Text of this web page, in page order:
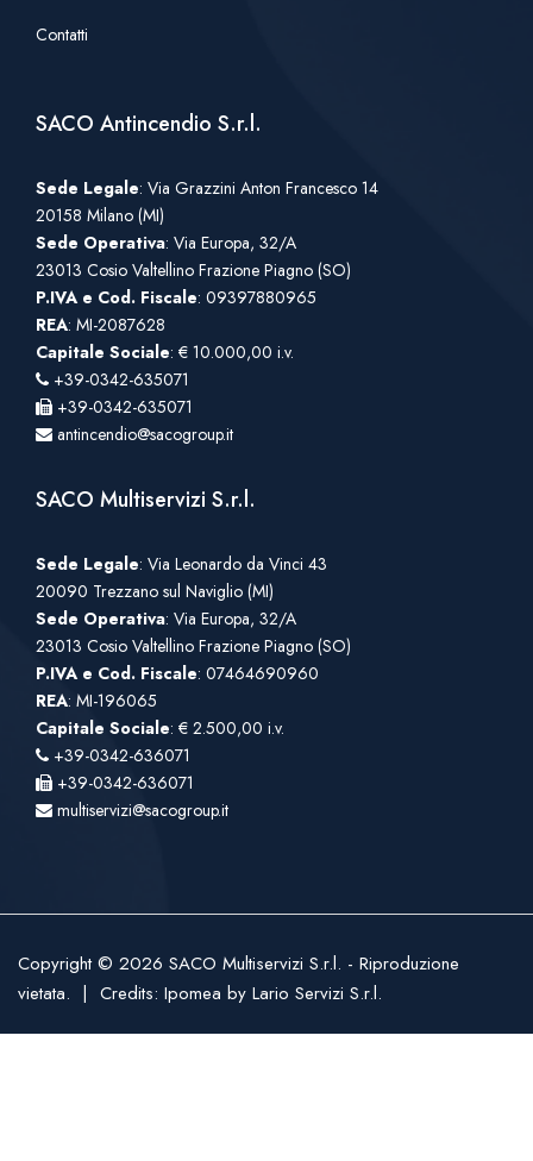
Contatti
SACO Antincendio S.r.l.
Sede Legale: Via Grazzini Anton Francesco 14
20158 Milano (MI)
Sede Operativa: Via Europa, 32/A
23013 Cosio Valtellino Frazione Piagno (SO)
P.IVA e Cod. Fiscale: 09397880965
REA: MI-2087628
Capitale Sociale: € 10.000,00 i.v.
+39-0342-635071
+39-0342-635071
antincendio@sacogroup.it
SACO Multiservizi S.r.l.
Sede Legale: Via Leonardo da Vinci 43
20090 Trezzano sul Naviglio (MI)
Sede Operativa: Via Europa, 32/A
23013 Cosio Valtellino Frazione Piagno (SO)
P.IVA e Cod. Fiscale: 07464690960
REA: MI-196065
Capitale Sociale: € 2.500,00 i.v.
+39-0342-636071
+39-0342-636071
multiservizi@sacogroup.it
Copyright © 2026 SACO Multiservizi S.r.l. - Riproduzione
vietata. | Credits: Ipomea by Lario Servizi S.r.l.